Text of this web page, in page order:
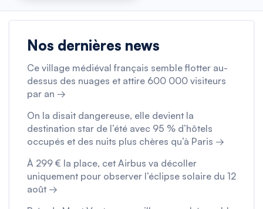
Nos dernières news
Ce village médiéval français semble flotter au-
dessus des nuages et attire 600 000 visiteurs
par an →
On la disait dangereuse, elle devient la
destination star de l’été avec 95 % d’hôtels
occupés et des nuits plus chères qu’à Paris →
À 299 € la place, cet Airbus va décoller
uniquement pour observer l’éclipse solaire du 12
août →